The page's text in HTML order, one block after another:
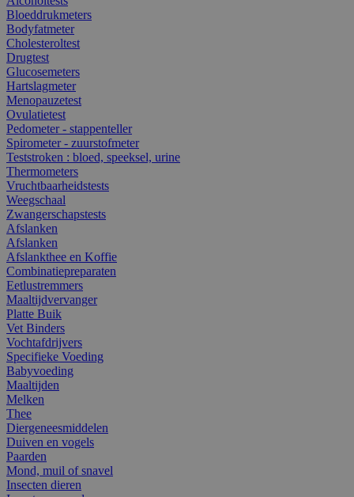
Bloeddrukmeters
Bodyfatmeter
Cholesteroltest
Drugtest
Glucosemeters
Hartslagmeter
Menopauzetest
Ovulatietest
Pedometer - stappenteller
Spirometer - zuurstofmeter
Teststroken : bloed, speeksel, urine
Thermometers
Vruchtbaarheidstests
Weegschaal
Zwangerschapstests
Afslanken
Afslanken
Afslankthee en Koffie
Combinatiepreparaten
Eetlustremmers
Maaltijdvervanger
Platte Buik
Vet Binders
Vochtafdrijvers
Specifieke Voeding
Babyvoeding
Maaltijden
Melken
Thee
Diergeneesmiddelen
Duiven en vogels
Paarden
Mond, muil of snavel
Insecten dieren